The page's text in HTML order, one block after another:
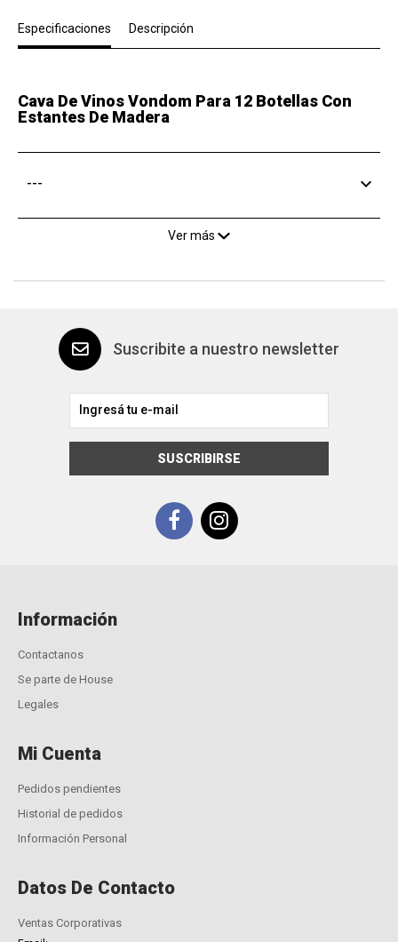
Especificaciones Descripción
Cava De Vinos Vondom Para 12 Botellas Con
Estantes De Madera
---
Ver más
Suscribite a nuestro newsletter
SUSCRIBIRSE
Información
Contactanos
Se parte de House
Legales
Mi Cuenta
Pedidos pendientes
Historial de pedidos
Información Personal
Datos De Contacto
Ventas Corporativas